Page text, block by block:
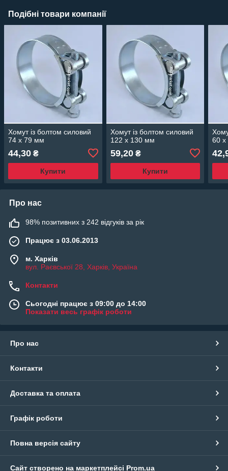
Подібні товари компанії
Хомут із болтом силовий
74 х 79 мм
44,30 ₴
Купити
Хомут із болтом силовий
122 х 130 мм
59,20₴
Купити
60
Про нас
98% позитивних з 242 відгуків за рік
Працює з 03.06.2013
м. Харків
вул. Раєвської 28, Харків, Україна
Контакти
Сьогодні працює з 09:00 до 14:00
Показати весь графік роботи
Про нас
Контакти
Доставка та оплата
Графік роботи
Повна версія сайту
Сайт створено на маркетплейсі Prom.ua